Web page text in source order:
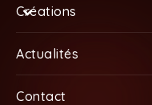
Créations
Actualités
Contact
Créations
Actualités
Contact